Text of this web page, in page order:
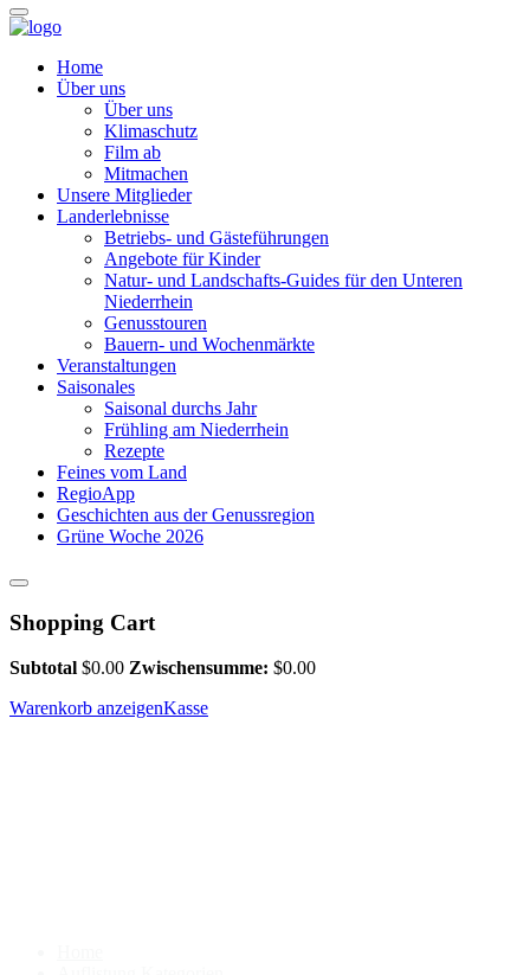
Home
Über uns
Über uns
Klimaschutz
Film ab
Mitmachen
Unsere Mitglieder
Landerlebnisse
Betriebs- und Gästeführungen
Angebote für Kinder
Natur- und Landschafts-Guides für den Unteren
Niederrhein
Genusstouren
Bauern- und Wochenmärkte
Veranstaltungen
Saisonales
Saisonal durchs Jahr
Frühling am Niederrhein
Rezepte
Feines vom Land
RegioApp
Geschichten aus der Genussregion
Grüne Woche 2026
Shopping Cart
Subtotal $0.00 Zwischensumme: $0.00
Warenkorb anzeigenKasse